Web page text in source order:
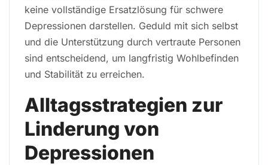
keine vollständige Ersatzlösung für schwere
Depressionen darstellen. Geduld mit sich selbst
und die Unterstützung durch vertraute Personen
sind entscheidend, um langfristig Wohlbefinden
und Stabilität zu erreichen.
Alltagsstrategien zur
Linderung von
Depressionen